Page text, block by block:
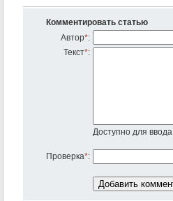
Комментировать статью
Автор*:
Текст*:
Доступно для ввода
Проверка*: